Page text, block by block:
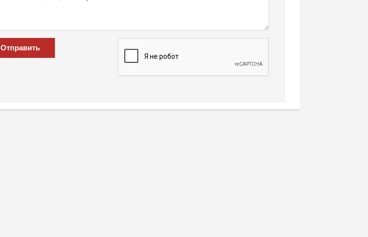
Отправить